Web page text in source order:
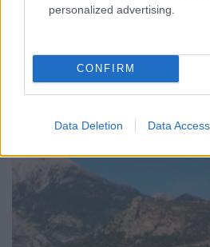
personalized advertising.
CONFIRM
Data Deletion Data Access
Κρήτη: Μυστήριο με νεαρό